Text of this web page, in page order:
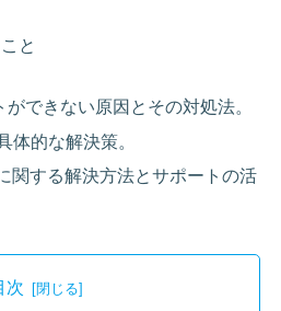
と
できない原因とその対処法。
体的な解決策。
関する解決方法とサポートの活
次